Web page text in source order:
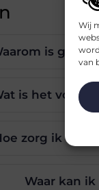
Wij
van
is
is het
zorg ik voor
Waar kan